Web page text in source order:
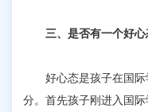
三、 是否有一个好
好心态是孩子在国
分。首先孩子刚进入国